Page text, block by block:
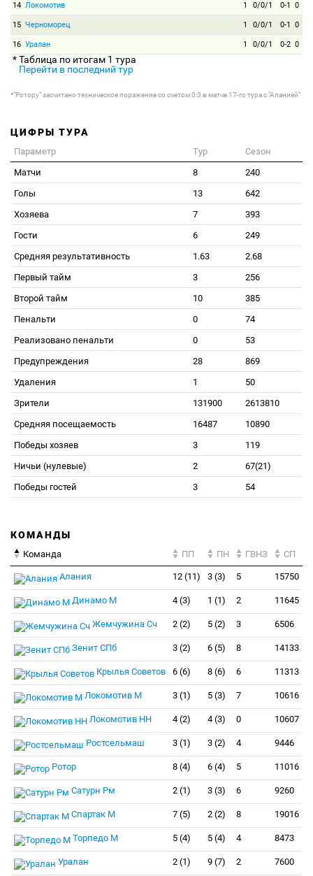
14 Локомотив 1 0/0/1 0-1 0
15 Черноморец 1 0/0/1 0-1 0
16 Уралан 1 0/0/1 0-2 0
* Таблица по итогам 1 тура
Перейти в последний тур
*"Ротору" засчитано техническое поражение со счетом 0:3 в матче 17-го тура с "Аланией"
ЦИФРЫ ТУРА
Параметр Тур
Сезон
Матчи
8
240
Голы
13
642
Хозяева
7
393
Гости
6
249
Средняя результативность
1.63
2.68
Первый тайм
3
256
Второй тайм
10
385
Пенальти
0
74
Реализовано пенальти
0
53
Предупреждения
28
869
Удаления
1
50
Зрители
131900
2613810
Средняя посещаемость
16487
10890
Победы хозяев
3
119
Ничьи (нулевые)
2
67(21)
Победы гостей
3 54
КОМАНДЫ
Команда ПП ПН ГВНЗ СП
Алания 12 (11) 3 (3) 5 15750
Динамо М 4 (3) 1 (1) 2 11645
Жемчужина Сч 2 (2) 5 (2) 3 6506
Зенит СПб 3 (2) 6 (5) 8 14133
Крылья Советов 6 (6) 8 (6) 6 11313
Локомотив М 3 (1) 5 (3) 7 10616
Локомотив НН 4 (2) 4 (3) 0 10607
Ростсельмаш 3 (1) 3 (2) 4 9446
Ротор 8 (4) 6 (4) 5 11016
Сатурн Рм 2 (1) 3 (3) 6 9260
Спартак М 7 (5) 2 (2) 8 19016
Торпедо М 5 (4) 5 (4) 4 8473
Уралан 2 (1) 9 (7) 2 7600